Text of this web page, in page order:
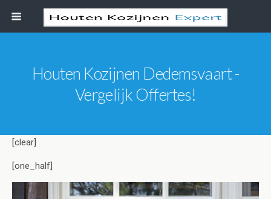
Houten Kozijnen Dedemsvaart -
Vergelijk Offertes!
[clear]
[one_half]